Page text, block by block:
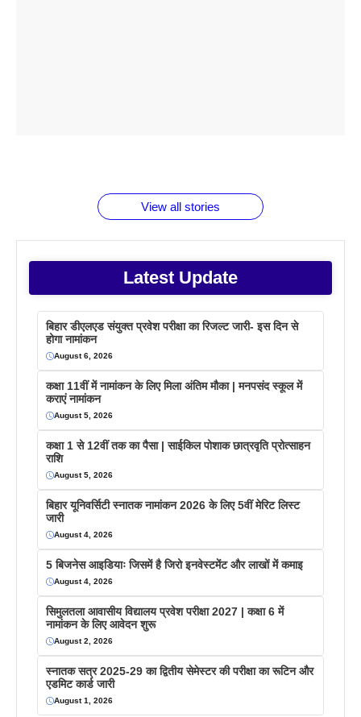
View all stories
Latest Update
बिहार डीएलएड संयुक्त प्रवेश परीक्षा का रिजल्ट जारी- इस दिन से
होगा नामांकन
August 6, 2026
कक्षा 11वीं में नामांकन के लिए मिला अंतिम मौका | मनपसंद स्कूल में
कराएं नामांकन
August 5, 2026
कक्षा 1 से 12वीं तक का पैसा | साईकिल पोशाक छात्रवृति प्रोत्साहन
राशि
August 5, 2026
बिहार यूनिवर्सिटी स्नातक नामांकन 2026 के लिए 5वीं मेरिट लिस्ट
जारी
August 4, 2026
5 बिजनेस आइडियाः जिसमें है जिरो इनवेस्टमेंट और लाखों में कमाइ
August 4, 2026
सिमुलतला आवासीय विद्यालय प्रवेश परीक्षा 2027 | कक्षा 6 में
नामांकन के लिए आवेदन शुरू
August 2, 2026
स्नातक सत्र 2025-29 का द्वितीय सेमेस्टर की परीक्षा का रूटिन और
एडमिट कार्ड जारी
August 1, 2026